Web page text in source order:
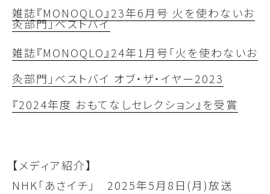
雑誌『MONOQLO』23年6月号 火を使わないお
灸部門」ベストバイ
雑誌『MONOQLO』24年1月号「火を使わないお
灸部門」ベストバイ オブ・ザ・イヤー2023
『2024年度 おもてなしセレクション』を受賞
【メディア紹介】
NHK「あさイチ」 2025年5月8日(月)放送